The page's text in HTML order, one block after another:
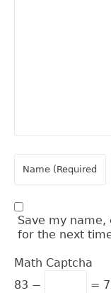
Save my
for the next
Math Captcha
83 −
=